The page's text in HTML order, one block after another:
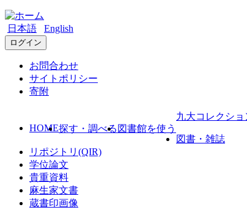
日本語 English
ログイン
お問合わせ
サイトポリシー
寄附
HOME探す・調べる 図書館を使う
九大コレクショ
図書・雑誌
リポジトリ(QIR)
学位論文
貴重資料
麻生家文書
蔵書印画像